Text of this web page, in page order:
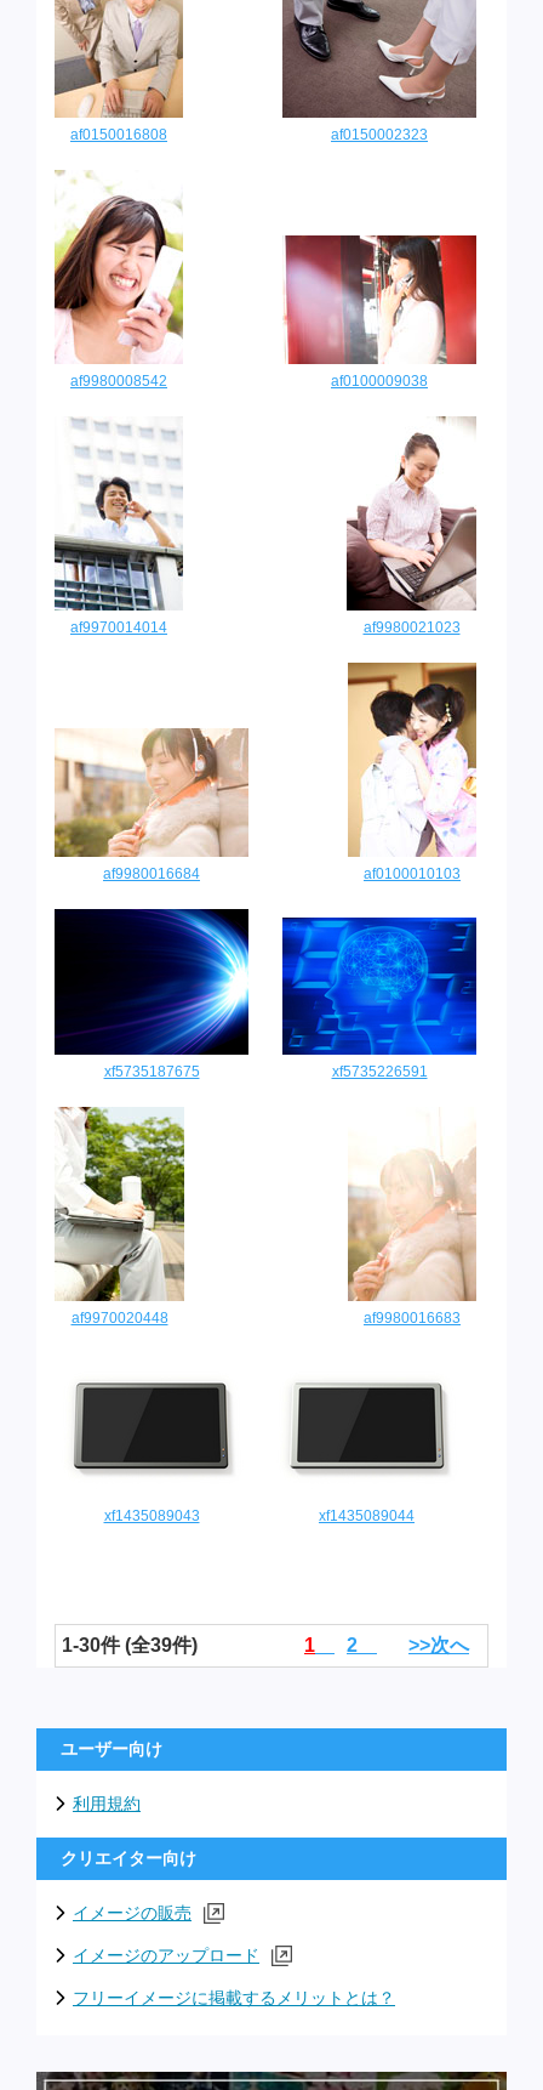
af0150016808 af0150002323
af9980008542 af0100009038
af9970014014 af9980021023
af9980016684 af0100010103
xf5735187675 xf5735226591
af9970020448 af9980016683
xf1435089043 xf1435089044
1-30件 (全39件) 1 2 >>次へ
ユーザー向け
利用規約
クリエイター向け
イメージの販売
イメージのアップロード
フリーイメージに掲載するメリットとは？